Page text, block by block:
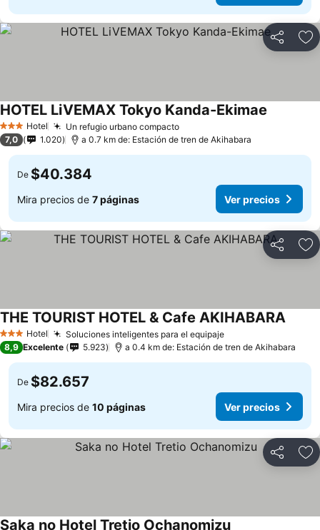
Compartir
3 Estrellas
Hotel Un refugio urbano compacto
HOTEL LiVEMAX Tokyo Kanda-Ekimae
7,0 1.020 a 0.7 km de: Estación de tren de Akihabara
De $40.384
Mira precios de 7 páginas Ver precios
Compartir
3 Estrellas
Hotel Soluciones inteligentes para el equipaje
THE TOURIST HOTEL & Cafe AKIHABARA
8,9 Excelente 5.923 a 0.4 km de: Estación de tren de Akihabara
De $82.657
Mira precios de 10 páginas Ver precios
Compartir
Saka no Hotel Tretio Ochanomizu